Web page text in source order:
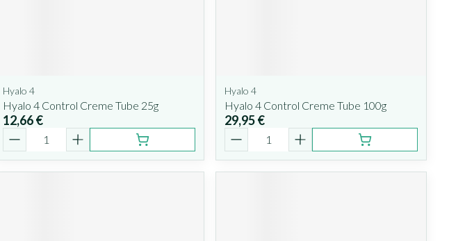
Hyalo 4
Hyalo 4 Control Creme Tube 25g
12,66 €
Quantité
Hyalo 4
Hyalo 4 Control Creme Tube 100g
29,95 €
Quantité